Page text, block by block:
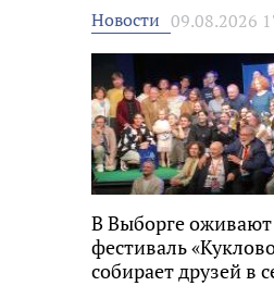
Новости 09.08.2026
В Выборге
фестиваль
собирает друзей в